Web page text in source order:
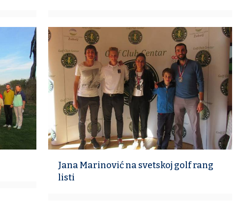
Jana Marinović na svetskoj golf rang
listi